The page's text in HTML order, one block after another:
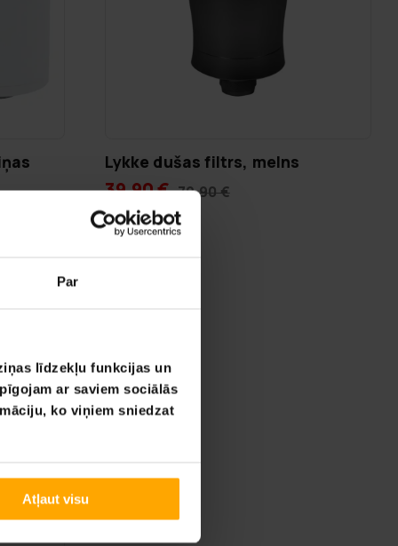
Par
līdzekļu funkcijas un
ar saviem sociālās
ko viņiem sniedzat
Atļaut visu
Lykke dušas filtrs, melns
39,90 € 79,90 €